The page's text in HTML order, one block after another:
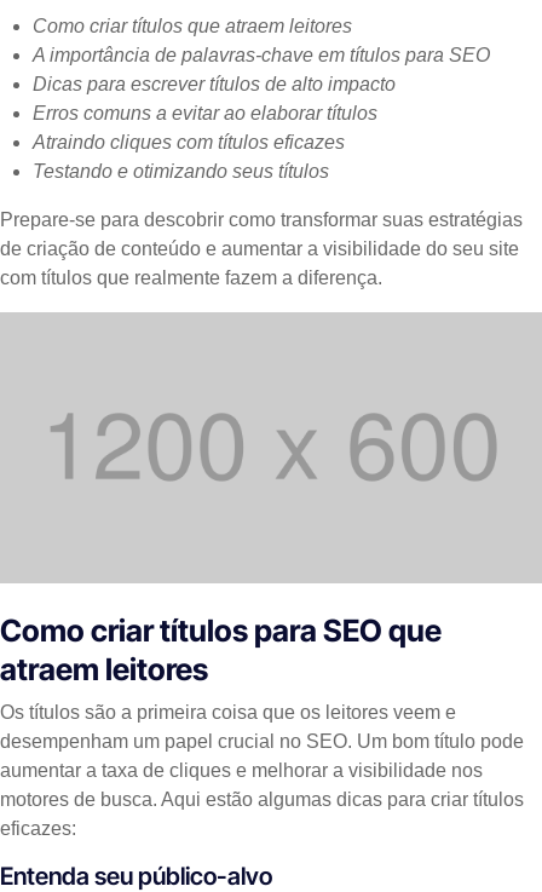
Como criar títulos que atraem leitores
A importância de palavras-chave em títulos para SEO
Dicas para escrever títulos de alto impacto
Erros comuns a evitar ao elaborar títulos
Atraindo cliques com títulos eficazes
Testando e otimizando seus títulos
Prepare-se para descobrir como transformar suas estratégias
de criação de conteúdo e aumentar a visibilidade do seu site
com títulos que realmente fazem a diferença.
Como criar títulos para SEO que
atraem leitores
Os títulos são a primeira coisa que os leitores veem e
desempenham um papel crucial no SEO. Um bom título pode
aumentar a taxa de cliques e melhorar a visibilidade nos
motores de busca. Aqui estão algumas dicas para criar títulos
eficazes:
Entenda seu público-alvo